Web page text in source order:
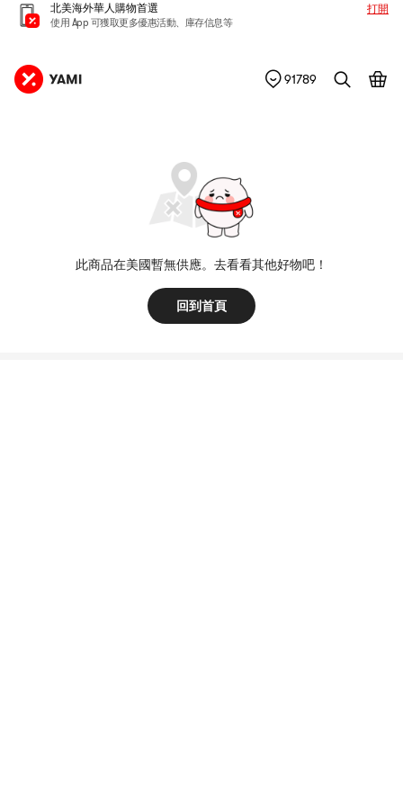
北美海外華人購物首選
使用 App 可獲取更多優惠活動、庫存信息等
打開
91789
此商品在美國暫無供應。去看看其他好物吧！
回到首頁